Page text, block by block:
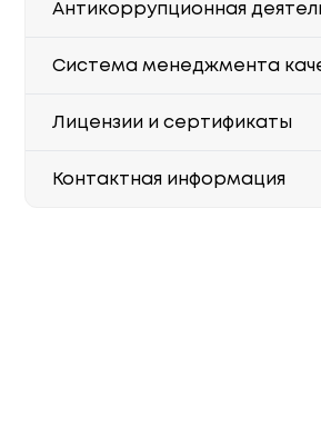
Антикоррупционная
Система менеджмента
Лицензии и сертификаты
Контактная информация